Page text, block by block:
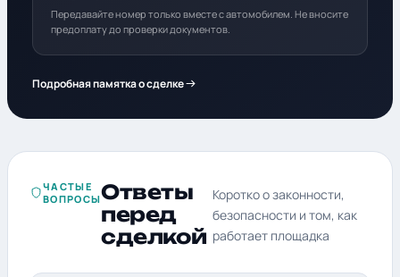
Передавайте номер только вместе с автомобилем. Не вносите
предоплату до проверки документов.
Подробная памятка о сделке
ЧАСТЫЕ
ВОПРОСЫОтветы
перед
сделкой
Коротко о законности,
безопасности и том, как
работает площадка